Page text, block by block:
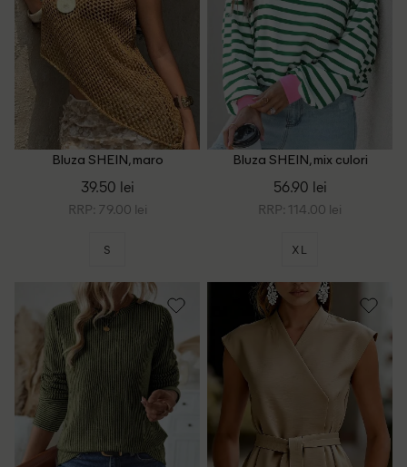
Bluza SHEIN, maro
39.50 lei
RRP: 79.00 lei
S
Bluza SHEIN, mix culori
56.90 lei
RRP: 114.00 lei
XL